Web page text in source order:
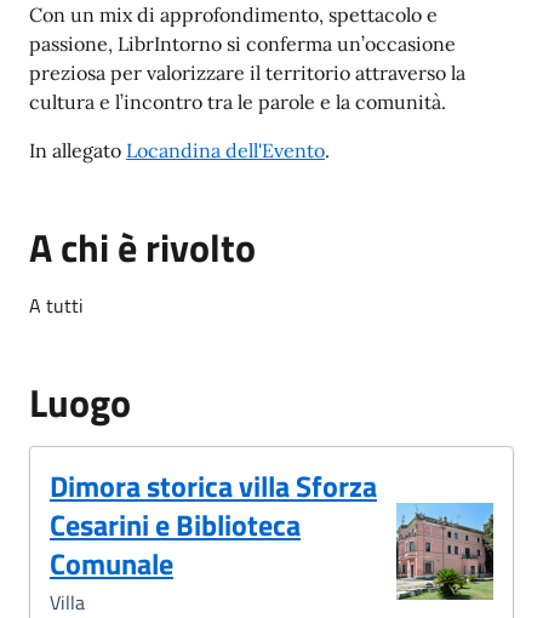
Con un mix di approfondimento, spettacolo e
passione, LibrIntorno si conferma un’occasione
preziosa per valorizzare il territorio attraverso la
cultura e l’incontro tra le parole e la comunità.
In allegato Locandina dell'Evento.
A chi è rivolto
A tutti
Luogo
Dimora storica villa Sforza
Cesarini e Biblioteca
Comunale
Villa